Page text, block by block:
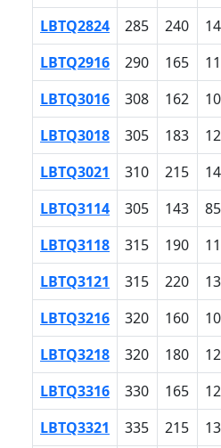
LBTQ2824
285 240
LBTQ2916
290 165
LBTQ3016
308 162
LBTQ3018
305 183
LBTQ3021
310 215
LBTQ3114
305 143 85
LBTQ3118
315 190
LBTQ3121
315 220
LBTQ3216
320 160
LBTQ3218
320 180
LBTQ3316
330 165
LBTQ3321
335 215